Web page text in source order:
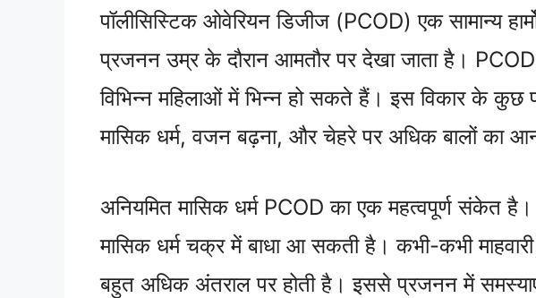
पॉलीसिस्टिक ओवेरियन डिजीज (PCOD) एक सामान्य
प्रजनन उम्र के दौरान आमतौर पर देखा जाता है।
विभिन्न महिलाओं में भिन्न हो सकते हैं। इस विकार के कुछ
मासिक धर्म, वजन बढ़ना, और चेहरे पर अधिक बालों का
अनियमित मासिक धर्म PCOD का एक महत्वपूर्ण संकेत
मासिक धर्म चक्र में बाधा आ सकती है। कभी-कभी
बहुत अधिक अंतराल पर होती है। इससे प्रजनन में